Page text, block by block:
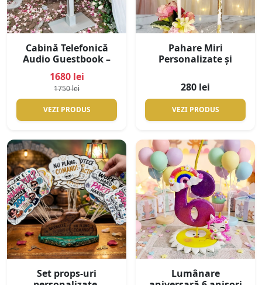
Cabină Telefonică
Audio Guestbook –
Telefon pentru
Mesaje Vocale Nuntă
1680 lei
1750 lei
VEZI PRODUS
Pahare Miri
Personalizate și
Pahare Nuntă
Premium Handmade
280 lei
VEZI PRODUS
Set props-uri
Lumânare